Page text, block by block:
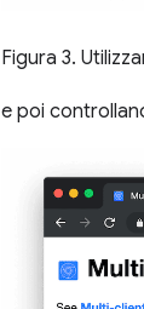
Figura 3.
e poi